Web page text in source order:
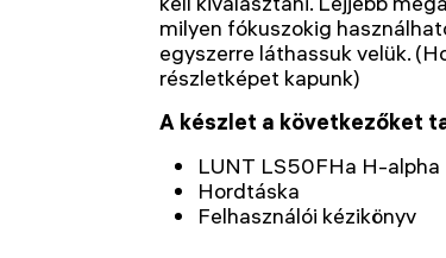
milyen fókuszokig
egyszerre láthassuk velük.
részletképet kapunk)
A készlet a következőket
LUNT LS50FHa H-
Hordtáska
Felhasználói kézikönyv